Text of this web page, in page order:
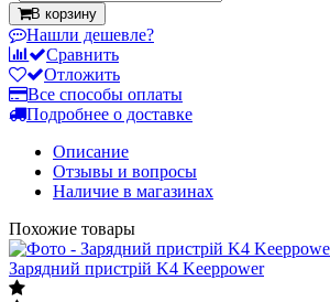
В корзину
Нашли дешевле?
Сравнить
Отложить
Все способы оплаты
Подробнее о доставке
Описание
Отзывы и вопросы
Наличие в магазинах
Похожие товары
Зарядний пристрій K4 Keeppower